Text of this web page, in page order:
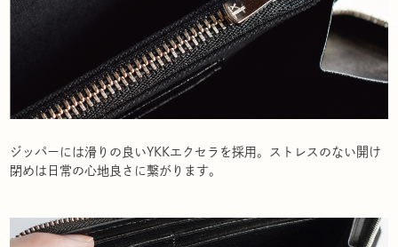
ジッパーには滑りの良いYKKエクセラを採用。ストレスのない開け
閉めは日常の心地良さに繋がります。